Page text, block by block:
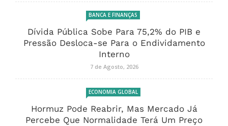
BANCA E FINANÇAS
Dívida Pública Sobe Para 75,2% do PIB e
Pressão Desloca-se Para o Endividamento
Interno
7 de Agosto, 2026
ECONOMIA GLOBAL
Hormuz Pode Reabrir, Mas Mercado Já
Percebe Que Normalidade Terá Um Preço